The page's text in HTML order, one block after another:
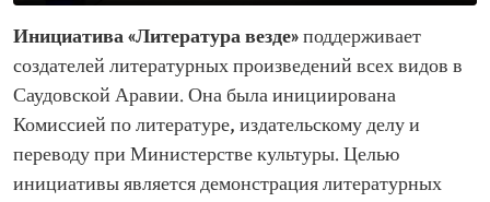
Инициатива «Литература везде»поддерживает
создателей литературных произведений всех видов в
Саудовской Аравии. Она была инициирована
Комиссией по литературе, издательскому делу и
переводу при Министерстве культуры. Целью
инициативы является демонстрация литературных